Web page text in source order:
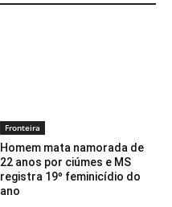
Fronteira
Homem mata namorada de
22 anos por ciúmes e MS
registra 19º feminicídio do
ano